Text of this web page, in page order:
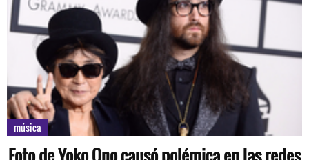
música
Foto de Yoko Ono causó polémica en las redes